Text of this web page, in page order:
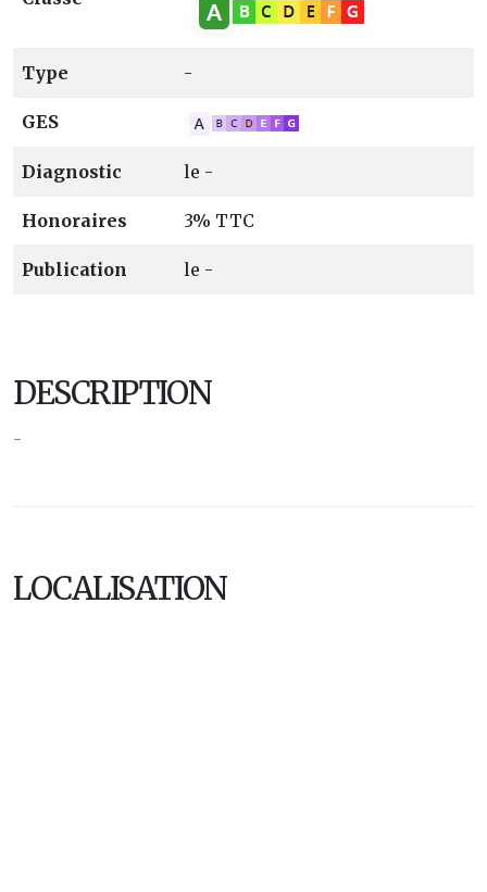
Type -
GES
Diagnostic le -
Honoraires 3% TTC
Publication le -
DESCRIPTION
-
LOCALISATION